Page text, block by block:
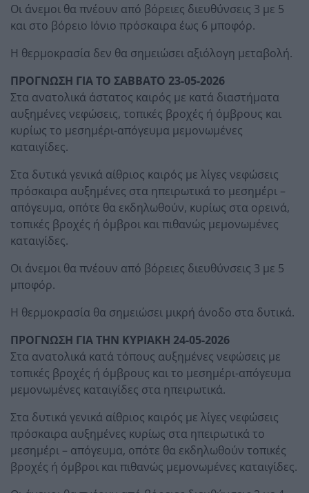
Οι άνεμοι θα πνέουν από βόρειες διευθύνσεις 3 με 5
και στο βόρειο Ιόνιο πρόσκαιρα έως 6 μποφόρ.
Η θερμοκρασία δεν θα σημειώσει αξιόλογη μεταβολή.
ΠΡΟΓΝΩΣΗ ΓΙΑ ΤΟ ΣΑΒΒΑΤΟ 23-05-2026
Στα ανατολικά άστατος καιρός με κατά διαστήματα
αυξημένες νεφώσεις, τοπικές βροχές ή όμβρους και
κυρίως το μεσημέρι-απόγευμα μεμονωμένες
καταιγίδες.
Στα δυτικά γενικά αίθριος καιρός με λίγες νεφώσεις
πρόσκαιρα αυξημένες στα ηπειρωτικά το μεσημέρι –
απόγευμα, οπότε θα εκδηλωθούν, κυρίως στα ορεινά,
τοπικές βροχές ή όμβροι και πιθανώς μεμονωμένες
καταιγίδες.
Οι άνεμοι θα πνέουν από βόρειες διευθύνσεις 3 με 5
μποφόρ.
Η θερμοκρασία θα σημειώσει μικρή άνοδο στα δυτικά.
ΠΡΟΓΝΩΣΗ ΓΙΑ ΤΗΝ ΚΥΡΙΑΚΗ 24-05-2026
Στα ανατολικά κατά τόπους αυξημένες νεφώσεις με
τοπικές βροχές ή όμβρους και το μεσημέρι-απόγευμα
μεμονωμένες καταιγίδες στα ηπειρωτικά.
Στα δυτικά γενικά αίθριος καιρός με λίγες νεφώσεις
πρόσκαιρα αυξημένες κυρίως στα ηπειρωτικά το
μεσημέρι – απόγευμα, οπότε θα εκδηλωθούν τοπικές
βροχές ή όμβροι και πιθανώς μεμονωμένες καταιγίδες.